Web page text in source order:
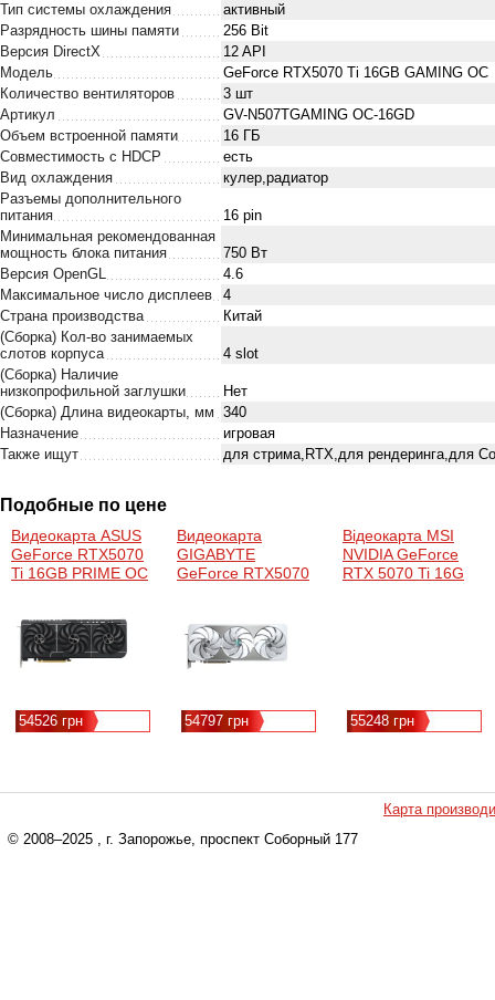
Тип системы охлаждения
активный
Разрядность шины памяти
256 Bit
Версия DirectX
12 API
Модель
GeForce RTX5070 Ti 16GB GAMING OC
Количество вентиляторов
3 шт
Артикул
GV-N507TGAMING OC-16GD
Объем встроенной памяти
16 ГБ
Совместимость с HDCP
есть
Вид охлаждения
кулер,радиатор
Разъемы дополнительного
питания
16 pin
Минимальная рекомендованная
мощность блока питания
750 Вт
Версия OpenGL
4.6
Максимальное число дисплеев
4
Страна производства
Китай
(Сборка) Кол-во занимаемых
слотов корпуса
4 slot
(Сборка) Наличие
низкопрофильной заглушки
Нет
(Сборка) Длина видеокарты, мм 340
Назначение
игровая
Также ищут
для стрима,RTX,для рендеринга,для
Подобные по цене
Видеокарта ASUS
GeForce RTX5070
Ti 16GB PRIME OC
54526 грн
Видеокарта
GIGABYTE
GeForce RTX5070
OC-16GD)
54797 грн
Відеокарта MSI
NVIDIA GeForce
RTX 5070 Ti 16G
55248 грн
Карта
© 2008–2025 , г. Запорожье, проспект Соборный 177